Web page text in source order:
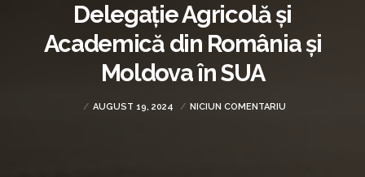
Delegație Agricolă și
Academică din România și
Moldova în SUA
AUGUST 19, 2024 NICIUN COMENTARIU